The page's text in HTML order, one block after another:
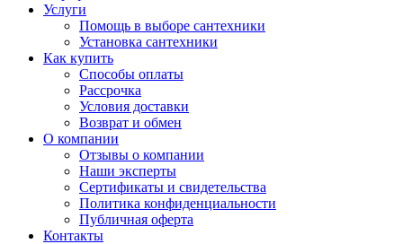
Услуги
Помощь в выборе сантехники
Установка сантехники
Как купить
Способы оплаты
Рассрочка
Условия доставки
Возврат и обмен
О компании
Отзывы о компании
Наши эксперты
Сертификаты и свидетельства
Политика конфиденциальности
Публичная оферта
Контакты